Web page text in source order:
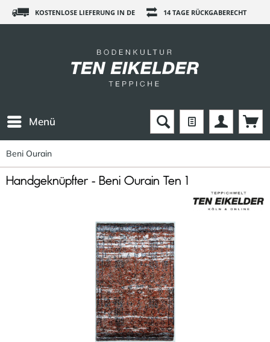
KOSTENLOSE LIEFERUNG IN DE 14 TAGE RÜCKGABERECHT
Menü
Beni Ourain
Handgeknüpfter - Beni Ourain Ten 1